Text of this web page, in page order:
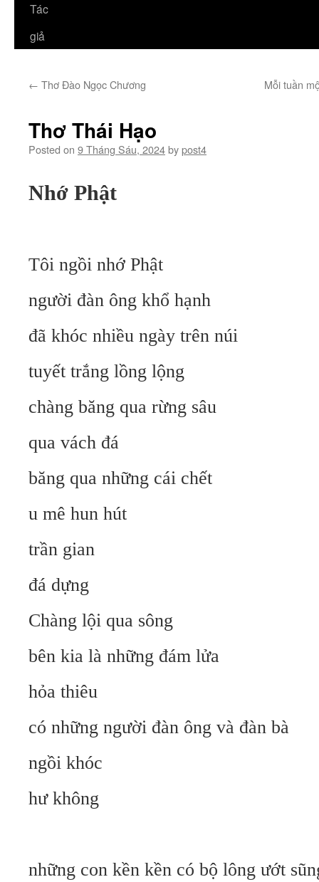
Tác
giả
← Thơ Đào Ngọc Chương Mỗi tuần
Thơ Thái Hạo
Posted on 9 Tháng Sáu, 2024bypost4
Nhớ Phật
Tôi ngồi nhớ Phật
người đàn ông khổ hạnh
đã khóc nhiều ngày trên núi
tuyết trắng lồng lộng
chàng băng qua rừng sâu
qua vách đá
băng qua những cái chết
u mê hun hút
trần gian
đá dựng
Chàng lội qua sông
bên kia là những đám lửa
hỏa thiêu
có những người đàn ông và đàn bà
ngồi khóc
hư không
những con kền kền có bộ lông ướt